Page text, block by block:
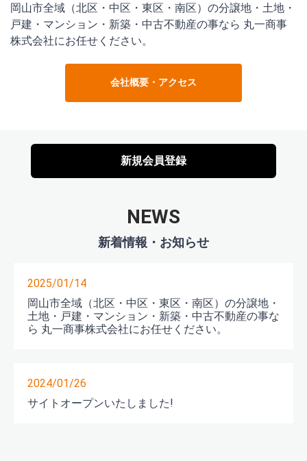
岡山市全域（北区・中区・東区・南区）の分譲地・土地・
戸建・マンション・新築・中古不動産の事なら 丸一商事
株式会社にお任せください。
会社概要・アクセス
新規会員登録
NEWS
2025/01/14
岡山市全域（北区・中区・東区・南区）の分譲地・
土地・戸建・マンション・新築・中古不動産の事な
ら 丸一商事株式会社にお任せください。
2024/01/26
サイトオープンいたしました!